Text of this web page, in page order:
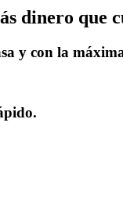
dinero que
y con la